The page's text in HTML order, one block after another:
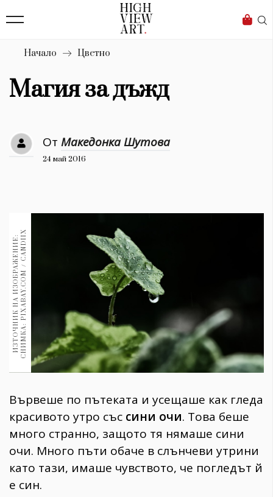
Бизнес
Мода
Dialogue
Красота
Дизайн
Книги
30+
Гурме
Пътувай
237
Здраве
Gentlemen
382
Wellness
1817
Начало Цветно
Магия за дъжд
От Македонка Шутова
24 май 2016
И
З
Т
О
Ч
Н
И
К
Н
А
И
З
О
Б
Р
А
Ж
Е
Н
И
Е
:
С
Н
И
М
К
А
:
P
I
X
A
B
A
Y
.
C
O
M
/
C
A
N
D
I
IX
Вървеше по пътеката и усещаше как гледа
красивото утро със сини очи. Това беше
много странно, защото тя нямаше сини
очи. Много пъти обаче в слънчеви утрини
като тази, имаше чувството, че погледът й
е син.